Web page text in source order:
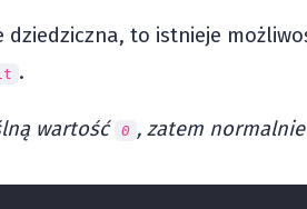
dziedziczna, to istnieje
.
wartość 0 , zatem